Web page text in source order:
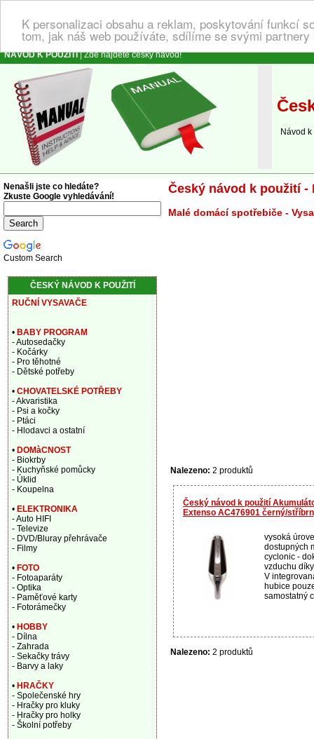
K personalizaci obsahu a reklam, poskytování funkcí
tom, jak náš web používáte, sdílíme se svými
NÁVOD K POUŽITÍ| Zde najdete český návod!
Návod k
Český návod k použití -
Malé domácí spotřebiče -
Nalezeno: 2 produktů
Český návod k použití
Extenso AC476901 černý/
vysoká
dostupných
cyclonic -
vzduchu
V
hubice
samostatný
Nalezeno: 2 produktů
Nenašli jste co hledáte?
Zkuste Google vyhledávání!
Custom Search
ČESKÝ NÁVOD K POUŽITÍ
RUČNÍ VYSAVAČE
• BABY PROGRAM
- Autosedačky
- Kočárky
- Pro těhotné
- Dětské potřeby
• CHOVATELSKÉ POTŘEBY
- Akvaristika
- Psi a kočky
- Ptáci
- Hlodavci a ostatní
• DOMàCNOST
- Biokrby
- Kuchyňské pomůcky
- Úklid
- Koupelna
• ELEKTRONIKA
- Auto HIFI
- Televize
- DVD/Bluray přehrávače
- Filmy
• FOTO
- Fotoaparáty
- Optika
- Paměťové karty
- Fotorámečky
• HOBBY
- Dílna
- Zahrada
- Sekačky trávy
- Barvy a laky
• HRAČKY
- Společenské hry
- Hračky pro kluky
- Hračky pro holky
- Školní potřeby